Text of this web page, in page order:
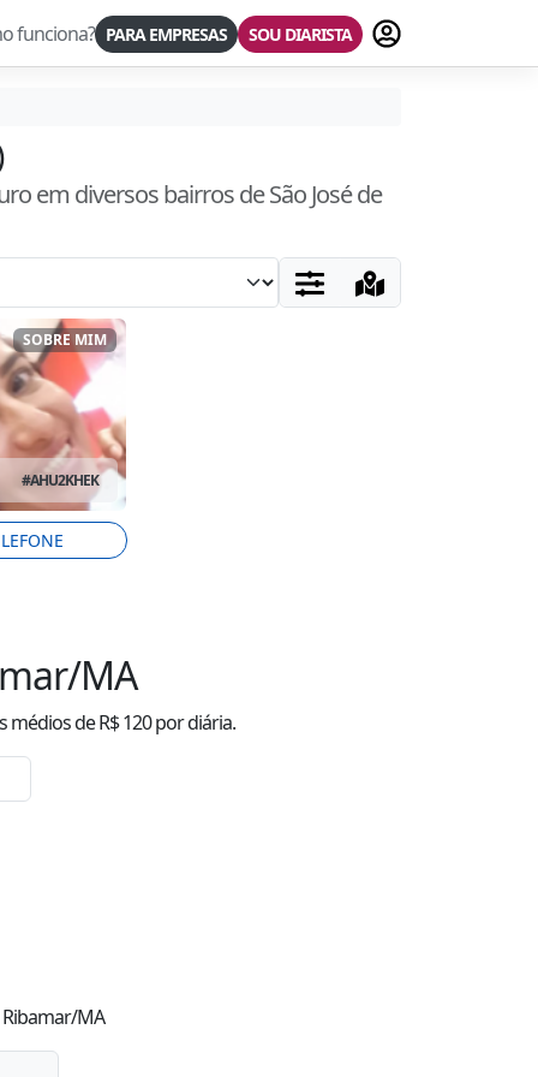
funciona? PARA EMPRESAS SOU DIARISTA Fazer login
em diversos bairrosde São José de
SOBRE MIM
#AHU2KHEK
MA
médiosde R$120por diária.
MA